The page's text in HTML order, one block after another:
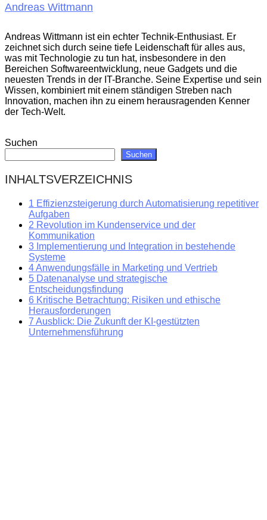
Andreas Wittmann
Andreas Wittmann ist ein echter Technik-Enthusiast. Er
zeichnet sich durch seine tiefe Leidenschaft für alles aus,
was mit Technologie zu tun hat, insbesondere in den
Bereichen Softwareentwicklung, neue Gadgets und die
neuesten Trends in der IT-Branche. Seine Expertise und sein
Wissen, kombiniert mit einem ständigen Streben nach
Innovation, machen ihn zu einem herausragenden Kenner
der Tech-Welt.
Suchen
Suchen
INHALTSVERZEICHNIS
1 Effizienzsteigerung durch Automatisierung repetitiver
Aufgaben
2 Revolution im Kundenservice und der
Kommunikation
3 Implementierung und Integration in bestehende
Systeme
4Anwendungsfälle in Marketing und Vertrieb
5 Datenanalyse und strategische
Entscheidungsfindung
6 Kritische Betrachtung: Risiken und ethische
Herausforderungen
7 Ausblick: Die Zukunft der KI-gestützten
Unternehmensführung